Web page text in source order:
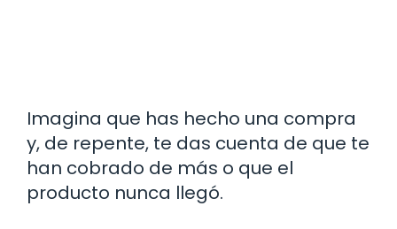
Imagina que has hecho una compra
y, de repente, te das cuenta de que te
han cobrado de más o que el
producto nunca llegó.